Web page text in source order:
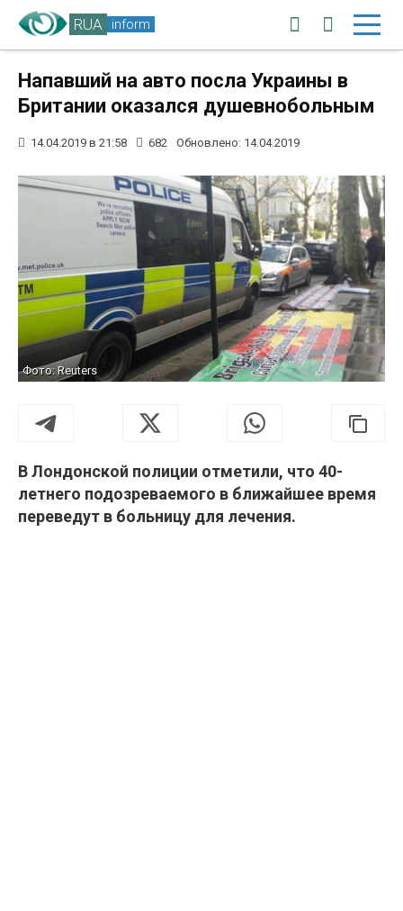
RUA inform
Напавший на авто посла Украины в
Британии оказался душевнобольным
14.04.2019 в 21:58 682 Обновлено: 14.04.2019
Фото: Reuters
В Лондонской полиции отметили, что 40-
летнего подозреваемого в ближайшее время
переведут в больницу для лечения.